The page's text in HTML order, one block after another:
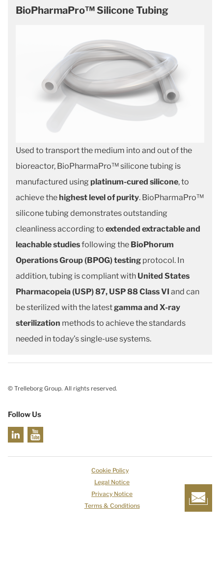
BioPharmaPro™ Silicone Tubing
Used to transport the medium into and out of the
bioreactor, BioPharmaPro™ silicone tubing is
manufactured using platinum-cured silicone, to
achieve the highest level of purity. BioPharmaPro™
silicone tubing demonstrates outstanding
cleanliness according to extended extractable and
leachable studiesfollowing the BioPhorum
Operations Group (BPOG) testing protocol. In
addition, tubing is compliant with United States
Pharmacopeia (USP) 87, USP 88 Class VI and can
be sterilized with the latestgamma and X-ray
sterilization methods to achieve the standards
needed in today’s single-use systems.
© Trelleborg Group. All rights reserved.
Follow Us
Cookie Policy
Legal Notice
Privacy Notice
Terms & Conditions